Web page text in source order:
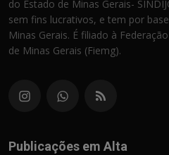
do Estado de Minas Gerais-
sem fins lucrativos, e tem por
Minas Gerais. É filiado à
de Minas Gerais (Fiemg).
Publicações em Alta